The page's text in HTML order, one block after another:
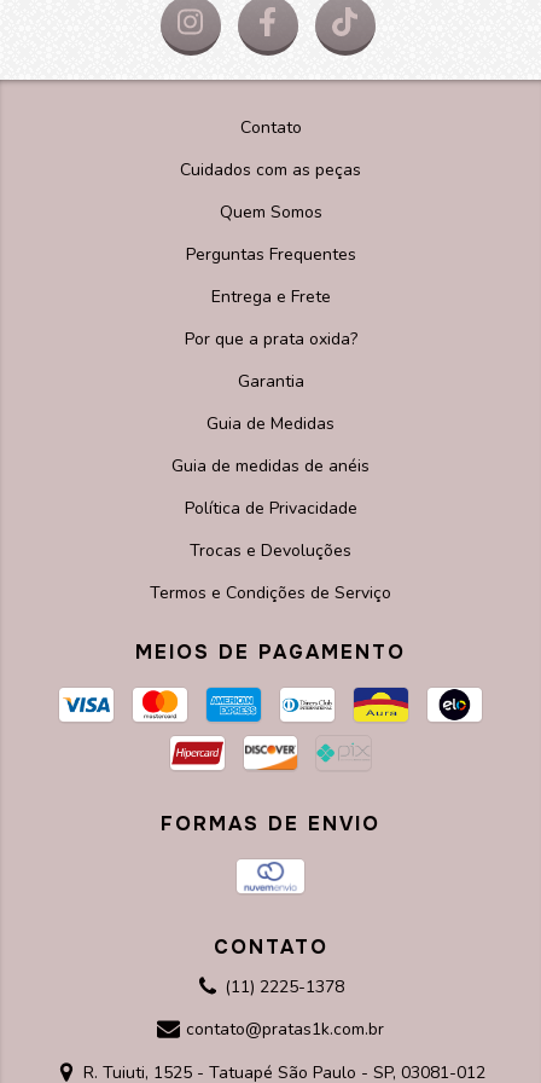
Contato
Cuidados com as peças
Quem Somos
Perguntas Frequentes
Entrega e Frete
Por que a prata oxida?
Garantia
Guia de Medidas
Guia de medidas de anéis
Política de Privacidade
Trocas e Devoluções
Termos e Condições de Serviço
MEIOS DE PAGAMENTO
FORMAS DE ENVIO
CONTATO
(11) 2225-1378
contato@pratas1k.com.br
R. Tuiuti, 1525 - Tatuapé São Paulo - SP, 03081-012